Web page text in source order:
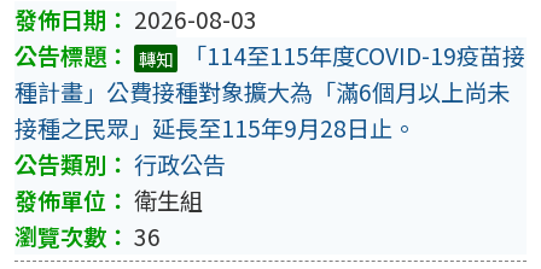
2026-08-03
轉知
「114至115年度COVID-19疫苗接
種計畫」公費接種對象擴大為「滿6個月以上尚未
接種之民眾」延長至115年9月28日止。
行政公告
衛生組
36